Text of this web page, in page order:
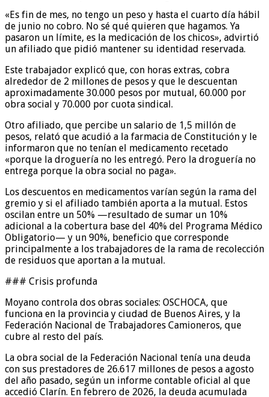
«Es fin de mes, no tengo un peso y hasta el cuarto día hábil
de junio no cobro. No sé qué quieren que hagamos. Ya
pasaron un límite, es la medicación de los chicos», advirtió
un afiliado que pidió mantener su identidad reservada.
Este trabajador explicó que, con horas extras, cobra
alrededor de 2 millones de pesos y que le descuentan
aproximadamente 30.000 pesos por mutual, 60.000 por
obra social y 70.000 por cuota sindical.
Otro afiliado, que percibe un salario de 1,5 millón de
pesos, relató que acudió a la farmacia de Constitución y le
informaron que no tenían el medicamento recetado
«porque la droguería no les entregó. Pero la droguería no
entrega porque la obra social no paga».
Los descuentos en medicamentos varían según la rama del
gremio y si el afiliado también aporta a la mutual. Estos
oscilan entre un 50% —resultado de sumar un 10%
adicional a la cobertura base del 40% del Programa Médico
Obligatorio— y un 90%, beneficio que corresponde
principalmente a los trabajadores de la rama de recolección
de residuos que aportan a la mutual.
### Crisis profunda
Moyano controla dos obras sociales: OSCHOCA, que
funciona en la provincia y ciudad de Buenos Aires, y la
Federación Nacional de Trabajadores Camioneros, que
cubre al resto del país.
La obra social de la Federación Nacional tenía una deuda
con sus prestadores de 26.617 millones de pesos a agosto
del año pasado, según un informe contable oficial al que
accedió Clarín. En febrero de 2026, la deuda acumulada